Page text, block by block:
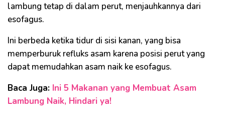
lambung tetap di dalam perut, menjauhkannya dari
esofagus.
Ini berbeda ketika tidur di sisi kanan, yang bisa
memperburuk refluks asam karena posisi perut yang
dapat memudahkan asam naik ke esofagus.
Baca Juga: Ini 5 Makanan yang Membuat Asam
Lambung Naik, Hindari ya!